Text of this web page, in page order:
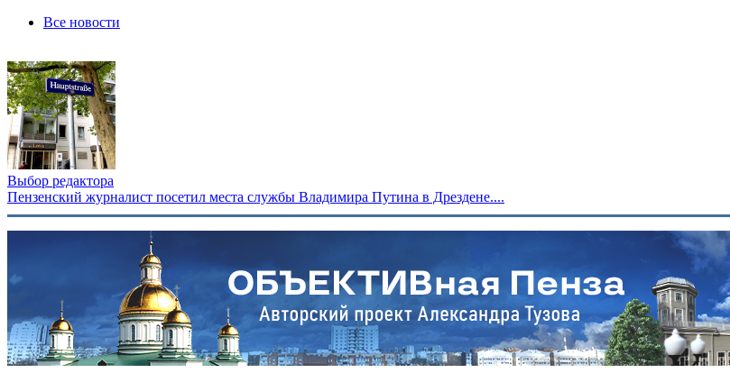
Все новости
Выбор редактора
Пензенский журналист посетил места службы Владимира Путина в Дрездене....